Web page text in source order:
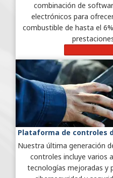
combinación de
electrónicos para
combustible de hasta el
Plataforma de controles
Nuestra última generación
controles incluye varios
tecnologías mejoradas y